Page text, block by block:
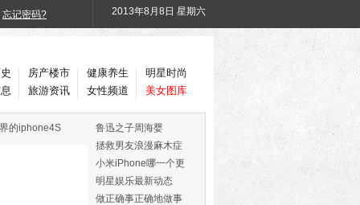
忘记密码? 2013年8月8日 星期六
房产楼市
旅游资讯
健康养生
女性频道
明星时尚
美女图库
的iphone4S
鲁迅之子周海婴
拯救男友浪漫麻木症
小米iPhone哪一个更
火
明星娱乐最新动态
做正确事正确地做事